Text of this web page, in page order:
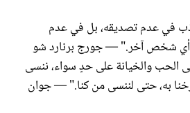
في عدم تصديقه، بل في عدم
شخص آخر." — جورج برنارد شو
والخيانة على حدٍ سواء، ننسى
به، حتى لننسى من كنا." — جوان